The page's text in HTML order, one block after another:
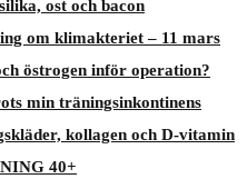
ost och bacon
om klimakteriet – 11 mars
östrogen inför operation?
min träningsinkontinens
kollagen och D-vitamin
40+